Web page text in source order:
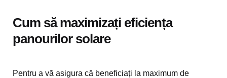
Cum să maximizați eficiența
panourilor solare
Pentru a vă asigura că beneficiați la maximum de